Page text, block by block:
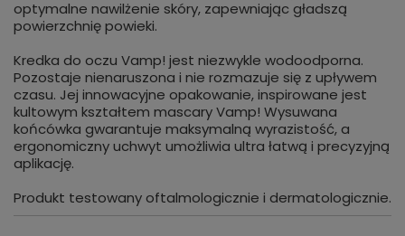
optymalne nawilżenie skóry, zapewniając gładszą
powierzchnię powieki.
Kredka do oczu Vamp! jest niezwykle wodoodporna.
Pozostaje nienaruszona i nie rozmazuje się z upływem
czasu. Jej innowacyjne opakowanie, inspirowane jest
kultowym kształtem mascary Vamp! Wysuwana
końcówka gwarantuje maksymalną wyrazistość, a
ergonomiczny uchwyt umożliwia ultra łatwą i precyzyjną
aplikację.
Produkt testowany oftalmologicznie i dermatologicznie.